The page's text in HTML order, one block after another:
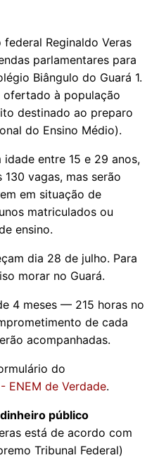
Reginaldo Veras
parlamentares para
Biângulo do Guará 1.
ofertado à população
destinado ao preparo
do Ensino Médio).
entre 15 e 29 anos,
vagas, mas serão
em situação de
matriculados ou
ensino.
dia 28 de julho. Para
morar no Guará.
4 meses — 215 horas no
de cada
acompanhadas.
do
ENEM de Verdade.
público
está de acordo com
Tribunal Federal)